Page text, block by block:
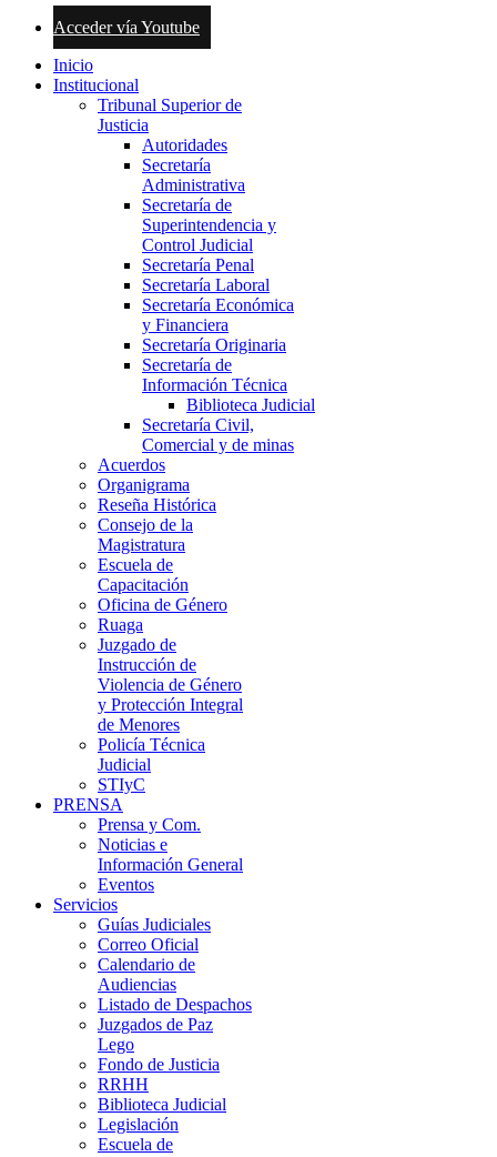
Acceder vía Youtube
Inicio
Institucional
Tribunal Superior de
Justicia
Autoridades
Secretaría
Administrativa
Secretaría de
Superintendencia y
Control Judicial
Secretaría Penal
Secretaría Laboral
Secretaría Económica
y Financiera
Secretaría Originaria
Secretaría de
Información Técnica
Biblioteca Judicial
Secretaría Civil,
Comercial y de minas
Acuerdos
Organigrama
Reseña Histórica
Consejo de la
Magistratura
Escuela de
Capacitación
Oficina de Género
Ruaga
Juzgado de
Instrucción de
Violencia de Género
y Protección Integral
de Menores
Policía Técnica
Judicial
STIyC
PRENSA
Prensa y Com.
Noticias e
Información General
Eventos
Servicios
Guías Judiciales
Correo Oficial
Calendario de
Audiencias
Listado de Despachos
Juzgados de Paz
Lego
Fondo de Justicia
RRHH
Biblioteca Judicial
Legislación
Escuela de